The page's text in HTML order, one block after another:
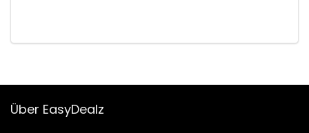
Über EasyDealz